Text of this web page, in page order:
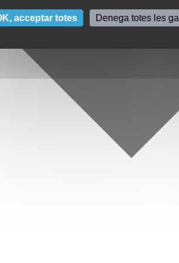
acceptar totes Denega totes les